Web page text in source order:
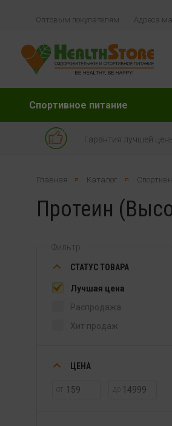
Оптовым покупателям Адреса
Спортивное питание
Гарантия лучшей
Главная Каталог
Протеин
Фильтр
СТАТУС ТОВАРА
Лучшая цена
Распродажа
Хит продаж
ЦЕНА
ДО